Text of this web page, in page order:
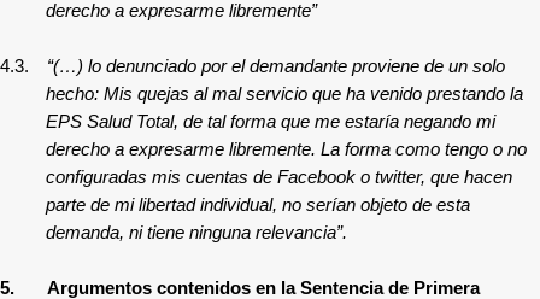
derecho a expresarme libremente”
4.3.
“(…) lo denunciado por el demandante proviene de un solo
hecho: Mis quejas al mal servicio que ha venido prestando la
EPS Salud Total, de tal forma que me estaría negando mi
derecho a expresarme libremente. La forma como tengo o no
configuradas mis cuentas de Facebook o twitter, que hacen
parte de mi libertad individual, no serían objeto de esta
demanda, ni tiene ninguna relevancia”.
5.
Argumentos contenidos en la Sentencia de Primera